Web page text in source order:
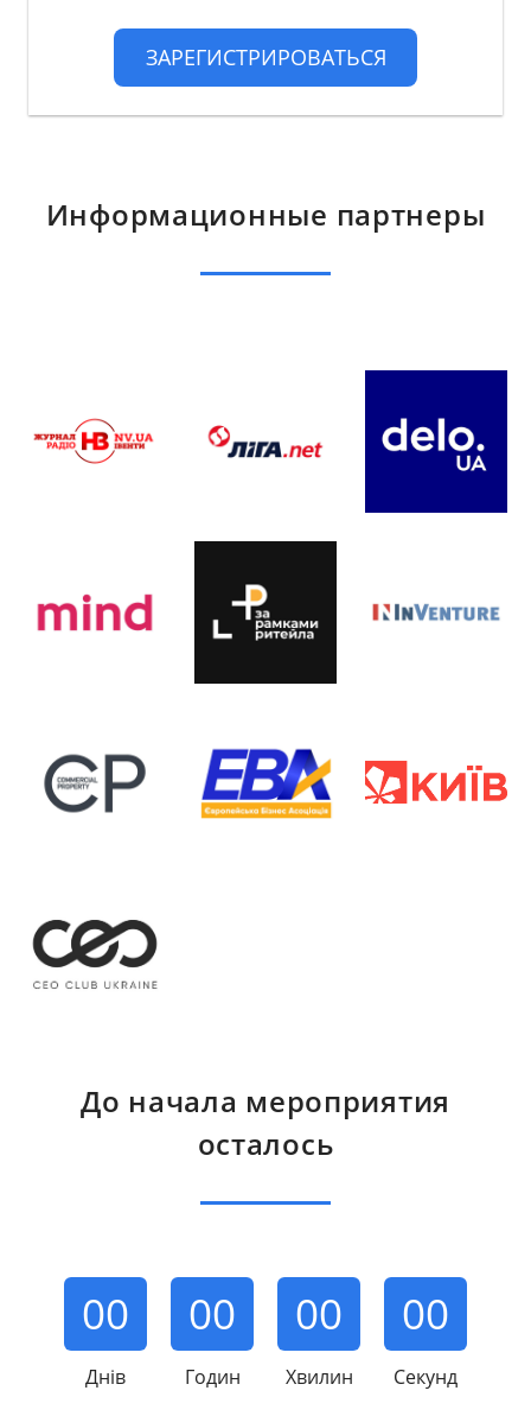
ЗАРЕГИСТРИРОВАТЬСЯ
Информационные партнеры
До начала мероприятия
осталось
00 00 00 00